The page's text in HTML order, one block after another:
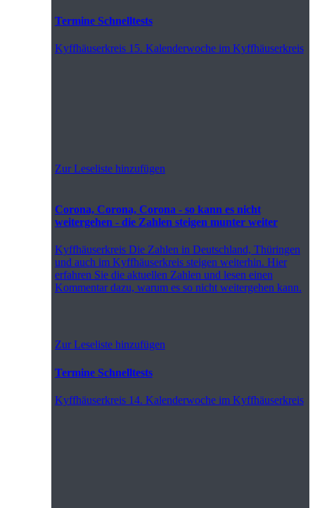
Termine Schnelltests
Kyffhäuserkreis15. Kalenderwoche im Kyffhäuserkreis
Zur Leseliste hinzufügen
Corona, Corona, Corona - so kann es nicht
weitergehen - die Zahlen steigen munter weiter
KyffhäuserkreisDie Zahlen in Deutschland, Thüringen
und auch im Kyffhäuserkreis steigen weiterhin. Hier
erfahren Sie die aktuellen Zahlen und lesen einen
Kommentar dazu, warum es so nicht weitergehen kann.
Zur Leseliste hinzufügen
Termine Schnelltests
Kyffhäuserkreis14. Kalenderwoche im Kyffhäuserkreis